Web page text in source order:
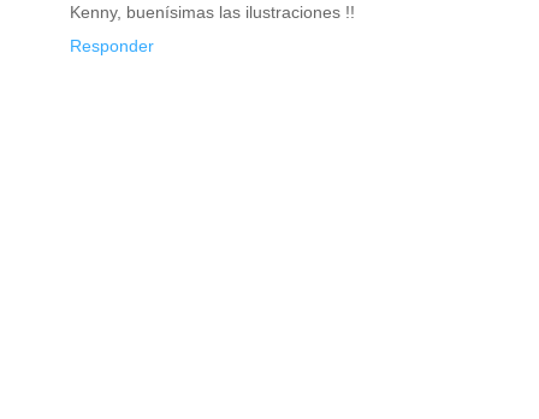
Kenny, buenísimas las ilustraciones !!
Responder